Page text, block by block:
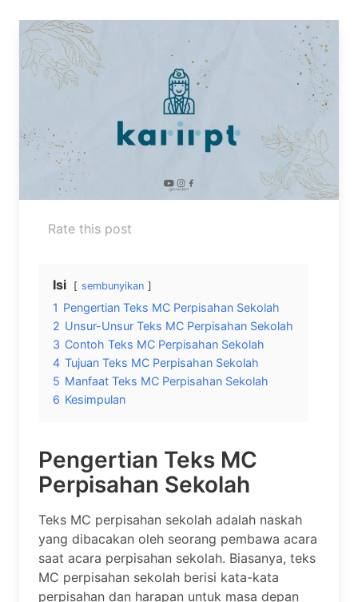
Rate this post
Isi sembunyikan
1 Pengertian Teks MC Perpisahan Sekolah
2 Unsur-Unsur Teks MC Perpisahan Sekolah
3 Contoh Teks MC Perpisahan Sekolah
4 Tujuan Teks MC Perpisahan Sekolah
5 Manfaat Teks MC Perpisahan Sekolah
6 Kesimpulan
Pengertian Teks MC
Perpisahan Sekolah
Teks MC perpisahan sekolah adalah naskah
yang dibacakan oleh seorang pembawa acara
saat acara perpisahan sekolah. Biasanya, teks
MC perpisahan sekolah berisi kata-kata
perpisahan dan harapan untuk masa depan